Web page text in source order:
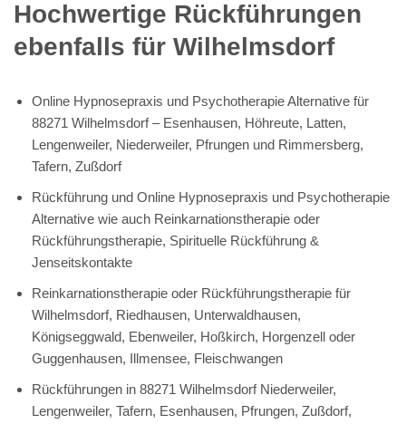
Hochwertige Rückführungen
ebenfalls für Wilhelmsdorf
Online Hypnosepraxis und Psychotherapie Alternative für
88271 Wilhelmsdorf – Esenhausen, Höhreute, Latten,
Lengenweiler, Niederweiler, Pfrungen und Rimmersberg,
Tafern, Zußdorf
Rückführung und Online Hypnosepraxis und Psychotherapie
Alternative wie auch Reinkarnationstherapie oder
Rückführungstherapie, Spirituelle Rückführung &
Jenseitskontakte
Reinkarnationstherapie oder Rückführungstherapie für
Wilhelmsdorf, Riedhausen, Unterwaldhausen,
Königseggwald, Ebenweiler, Hoßkirch, Horgenzell oder
Guggenhausen, Illmensee, Fleischwangen
Rückführungen in 88271 Wilhelmsdorf Niederweiler,
Lengenweiler, Tafern, Esenhausen, Pfrungen, Zußdorf,